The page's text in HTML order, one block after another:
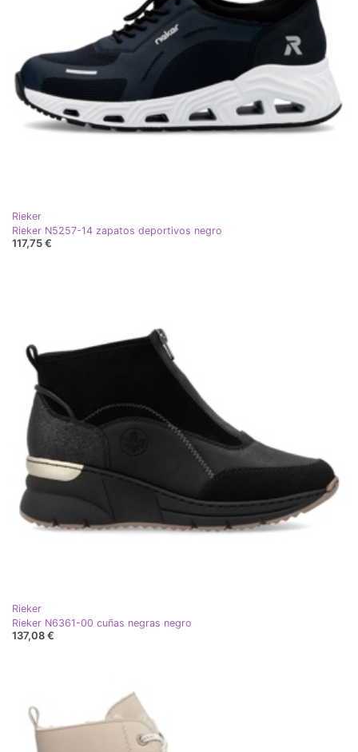
Rieker
Rieker N5257-14 zapatos deportivos negro
117,75 €
Rieker
Rieker N6361-00 cuñas negras negro
137,08 €